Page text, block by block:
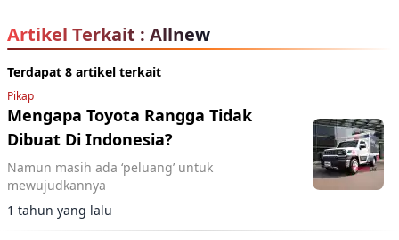
Artikel Terkait : Allnew
Terdapat 8 artikel terkait
Pikap
Mengapa Toyota Rangga Tidak
Dibuat Di Indonesia?
Namun masih ada ‘peluang’ untuk
mewujudkannya
1 tahun yang lalu